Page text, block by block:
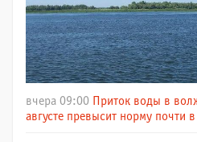
вчера 09:00 Приток воды в
августе превысит норму почти